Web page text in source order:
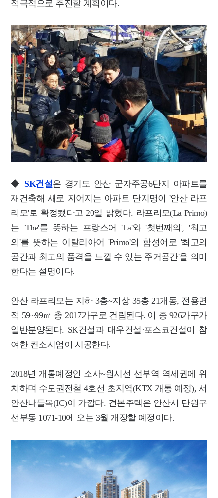
적극적으로 추진할 계획이다.
◆ SK건설은 경기도 안산 군자주공6단지 아파트를
재건축해 새로 지어지는 아파트 단지명이 '안산 라프
리모'로 확정됐다고 20일 밝혔다. 라프리모(La Primo)
는 'The'를 뜻하는 프랑스어 'La'와 '첫번째의', '최고
의'를 뜻하는 이탈리아어 'Primo'의 합성어로 '최고의
공간과 최고의 품격을 느낄 수 있는 주거공간'을 의미
한다는 설명이다.
안산 라프리모는 지하 3층~지상 35층 21개동, 전용면
적 59~99㎡ 총 2017가구로 건립된다. 이 중 926가구가
일반분양된다. SK건설과 대우건설·포스코건설이 참
여한 컨소시엄이 시공한다.
2018년 개통예정인 소사~원시선 선부역 역세권에 위
치하며 수도권전철 4호선 초지역(KTX 개통 예정), 서
안산나들목(IC)이 가깝다. 견본주택은 안산시 단원구
선부동 1071-10에 오는 3월 개장할 예정이다.